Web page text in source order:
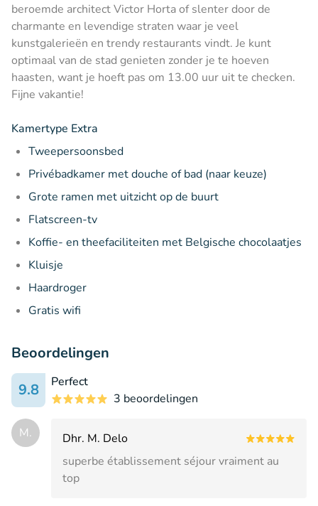
beroemde architect Victor Horta of slenter door de
charmante en levendige straten waar je veel
kunstgalerieën en trendy restaurants vindt. Je kunt
optimaal van de stad genieten zonder je te hoeven
haasten, want je hoeft pas om 13.00 uur uit te checken.
Fijne vakantie!
Kamertype Extra
Tweepersoonsbed
Privébadkamer met douche of bad (naar keuze)
Grote ramen met uitzicht op de buurt
Flatscreen-tv
Koffie- en theefaciliteiten met Belgische chocolaatjes
Kluisje
Haardroger
Gratis wifi
Beoordelingen
9.8
Perfect
3 beoordelingen
M.
Dhr. M. Delo
superbe établissement séjour vraiment au
top